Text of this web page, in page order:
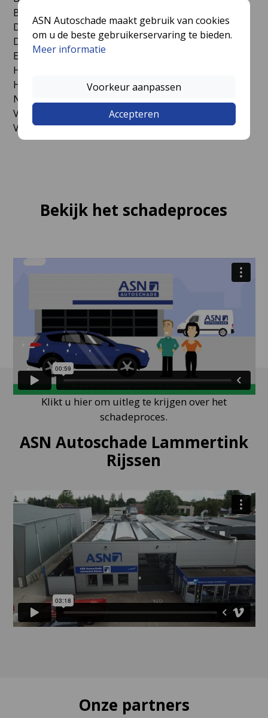
Bornerbroek, Brucht, Bruchterveld, Bruinehaar,
Daarle, Daarlerveen, Delden, Deldenerbroek,
Deldeneresch, Den Ham, Diepenheim, Diffelen,
Eibergen, Enter, Geesteren, Gelselaar, Goor, Haarle,
Haarlo, Hellendoorn, Hengevelde, Hoge Hexel,
Holten, Langeveen, Mariënberg, Markelo, Neede,
Nijverdal, Notter, Rekken, Rheeze, Rijssen, Sibculo,
Vriezenveen, Vroomshoop, Westerhaar-
Vriezenveensewijk, Wierden, Zeldam en Zuna.
Bekijk het schadeproces
Klikt u hier om uitleg te krijgen over het
schadeproces.
ASN Autoschade Lammertink
Rijssen
Onze partners
ASN Autoschade maakt gebruik van cookies
om u de beste gebruikerservaring te bieden.
Meer informatie
Voorkeur aanpassen
Accepteren